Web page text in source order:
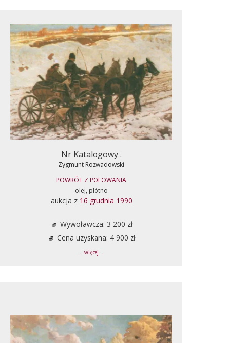
Nr Katalogowy .
Zygmunt Rozwadowski
POWRÓT Z POLOWANIA
olej, płótno
aukcja z 16 grudnia 1990
Wywoławcza: 3 200 zł
Cena uzyskana: 4 900 zł
... więcej ...